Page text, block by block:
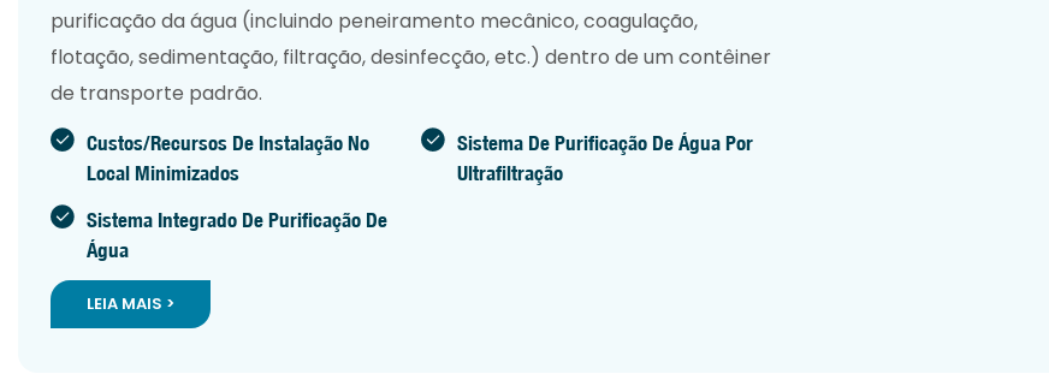
purificação da água (incluindo peneiramento mecânico, coagulação,
flotação, sedimentação, filtração, desinfecção, etc.) dentro de um contêiner
de transporte padrão.
Custos/recursos De Instalação No
Local Minimizados
Sistema De Purificação De Água Por
Ultrafiltração
Sistema Integrado De Purificação De
Água
LEIA MAIS >